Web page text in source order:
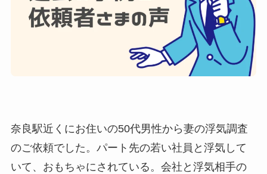
奈良駅近くにお住いの50代男性から妻の浮気調査
のご依頼でした。パート先の若い社員と浮気して
いて、おもちゃにされている。会社と浮気相手の